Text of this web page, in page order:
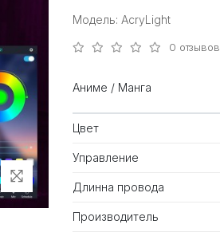
Модель: AcryLight
0 отзывов
Аниме / Манга
Цвет
Управление
Длинна провода
Производитель